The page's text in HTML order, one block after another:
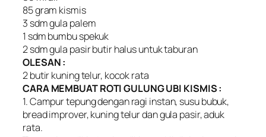
85 gram kismis
3 sdm gula palem
1 sdm bumbu spekuk
2 sdm gula pasir butir halus untuk taburan
OLESAN :
2 butir kuning telur, kocok rata
CARA MEMBUAT ROTI GULUNG UBI KISMIS :
1. Campur tepung dengan ragi instan, susu bubuk,
bread improver, kuning telur dan gula pasir, aduk
rata.